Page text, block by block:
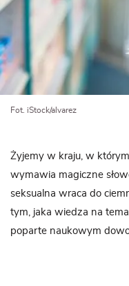
Fot. iStock/alvarez
Żyjemy w kraju, w
wymawia magiczne
seksualna wraca do
tym, jaka wiedza na
poparte naukowym